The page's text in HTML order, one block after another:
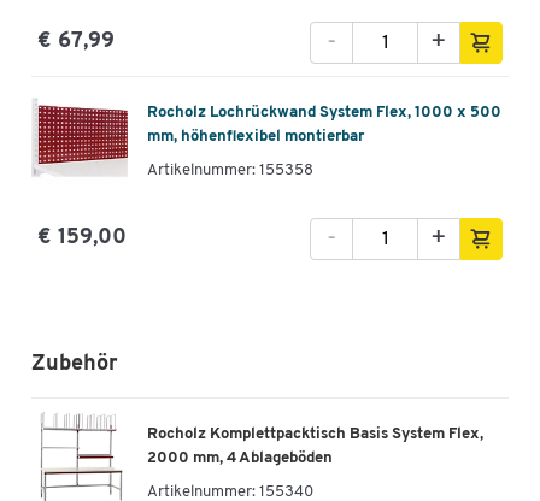
€ 67,99 +
-
Rocholz Lochrückwand System Flex, 1000 x 500
mm, höhenflexibel montierbar
Artikelnummer: 155358
€ 159,00 +
-
Zubehör
Rocholz Komplettpacktisch Basis System Flex,
2000 mm, 4 Ablageböden
Artikelnummer: 155340